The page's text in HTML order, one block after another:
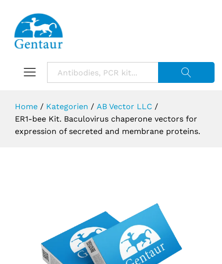
Home / Kategorien / AB Vector LLC /
ER1-bee Kit. Baculovirus chaperone vectors for
expression of secreted and membrane proteins.